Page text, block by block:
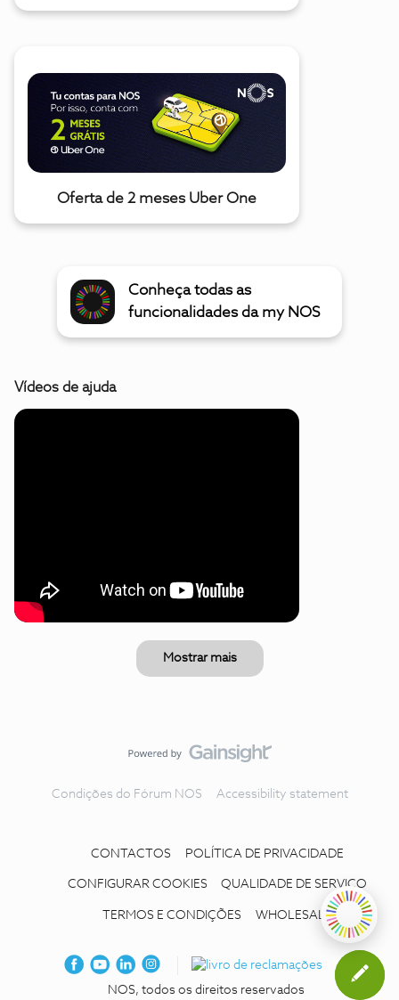
Oferta de 2 meses Uber One
Conheça todas as
funcionalidades da my NOS
Vídeos de ajuda
Mostrar mais
Condições do Fórum NOS Accessibility statement
CONTACTOS POLÍTICA DE PRIVACIDADE
CONFIGURAR COOKIES QUALIDADE DE SERVIÇO
TERMOS E CONDIÇÕES WHOLESALE
NOS, todos os direitos reservados